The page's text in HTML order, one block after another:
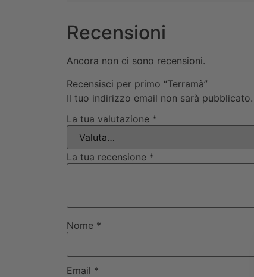
Recensioni
Ancora non ci sono recensioni.
Recensisci per primo “Terramà”
Il tuo indirizzo email non sarà pubblicato.
La tua valutazione *
La tua recensione *
Nome *
Email *